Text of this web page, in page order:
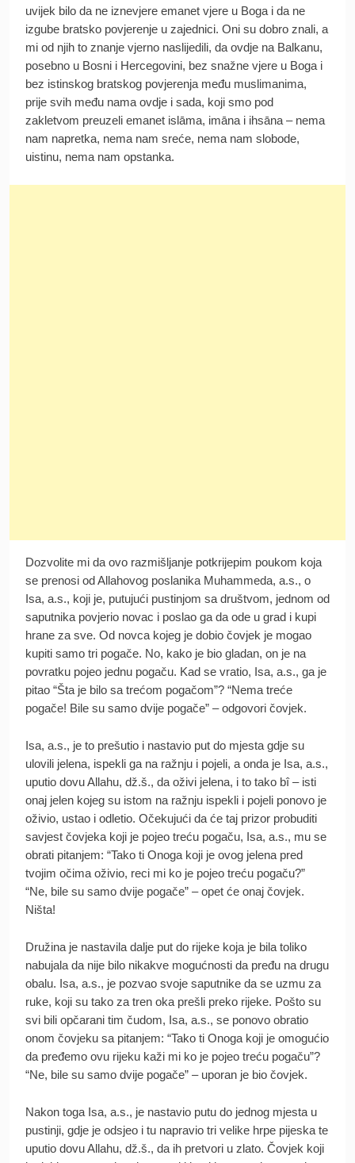
uvijek bilo da ne iznevjere emanet vjere u Boga i da ne
izgube bratsko povjerenje u zajednici. Oni su dobro znali, a
mi od njih to znanje vjerno naslijedili, da ovdje na Balkanu,
posebno u Bosni i Hercegovini, bez snažne vjere u Boga i
bez istinskog bratskog povjerenja među muslimanima,
prije svih među nama ovdje i sada, koji smo pod
zakletvom preuzeli emanet islāma, imāna i ihsāna – nema
nam napretka, nema nam sreće, nema nam slobode,
uistinu, nema nam opstanka.
Dozvolite mi da ovo razmišljanje potkrijepim poukom koja
se prenosi od Allahovog poslanika Muhammeda, a.s., o
Isa, a.s., koji je, putujući pustinjom sa društvom, jednom od
saputnika povjerio novac i poslao ga da ode u grad i kupi
hrane za sve. Od novca kojeg je dobio čovjek je mogao
kupiti samo tri pogače. No, kako je bio gladan, on je na
povratku pojeo jednu pogaču. Kad se vratio, Isa, a.s., ga je
pitao “Šta je bilo sa trećom pogačom”? “Nema treće
pogače! Bile su samo dvije pogače” – odgovori čovjek.
Isa, a.s., je to prešutio i nastavio put do mjesta gdje su
ulovili jelena, ispekli ga na ražnju i pojeli, a onda je Isa, a.s.,
uputio dovu Allahu, dž.š., da oživi jelena, i to tako bî – isti
onaj jelen kojeg su istom na ražnju ispekli i pojeli ponovo je
oživio, ustao i odletio. Očekujući da će taj prizor probuditi
savjest čovjeka koji je pojeo treću pogaču, Isa, a.s., mu se
obrati pitanjem: “Tako ti Onoga koji je ovog jelena pred
tvojim očima oživio, reci mi ko je pojeo treću pogaču?”
“Ne, bile su samo dvije pogače” – opet će onaj čovjek.
Ništa!
Družina je nastavila dalje put do rijeke koja je bila toliko
nabujala da nije bilo nikakve mogućnosti da pređu na drugu
obalu. Isa, a.s., je pozvao svoje saputnike da se uzmu za
ruke, koji su tako za tren oka prešli preko rijeke. Pošto su
svi bili opčarani tim čudom, Isa, a.s., se ponovo obratio
onom čovjeku sa pitanjem: “Tako ti Onoga koji je omogućio
da pređemo ovu rijeku kaži mi ko je pojeo treću pogaču”?
“Ne, bile su samo dvije pogače” – uporan je bio čovjek.
Nakon toga Isa, a.s., je nastavio putu do jednog mjesta u
pustinji, gdje je odsjeo i tu napravio tri velike hrpe pijeska te
uputio dovu Allahu, dž.š., da ih pretvori u zlato. Čovjek koji